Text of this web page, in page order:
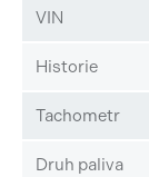
VIN
Historie
Tachometr
Druh paliva